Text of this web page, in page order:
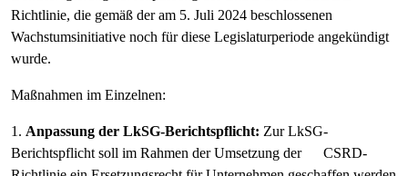
Richtlinie, die gemäß der am 5. Juli 2024 beschlossenen
Wachstumsinitiative noch für diese Legislaturperiode angekündigt
wurde.
Maßnahmen im Einzelnen:
1. Anpassung der LkSG-Berichtspflicht: Zur LkSG-
Berichtspflicht soll im Rahmen der Umsetzung der CSRD-